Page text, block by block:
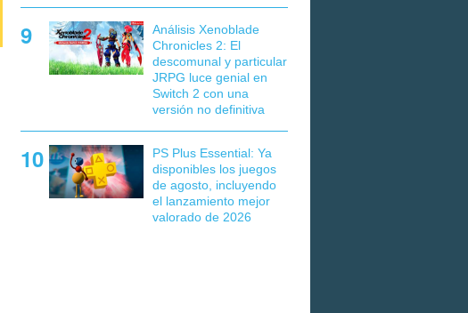
Análisis Xenoblade
Chronicles 2: El
descomunal y particular
JRPG luce genial en
Switch 2 con una
versión no definitiva
PS Plus Essential: Ya
disponibles los juegos
de agosto, incluyendo
el lanzamiento mejor
valorado de 2026